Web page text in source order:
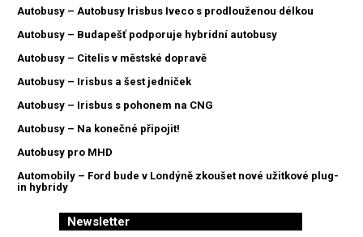
Autobusy – Autobusy Irisbus Iveco s prodlouženou délkou
Autobusy – Budapešť podporuje hybridní autobusy
Autobusy – Citelis v městské dopravě
Autobusy – Irisbus a šest jedniček
Autobusy – Irisbus s pohonem na CNG
Autobusy – Na konečné připojit!
Autobusy pro MHD
Automobily – Ford bude v Londýně zkoušet nové užitkové plug-
in hybridy
Newsletter